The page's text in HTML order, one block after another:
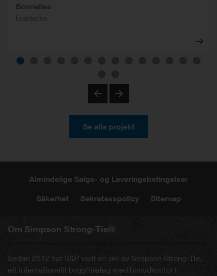
Bonnelles
Frankrike
Se alla projekt
Almindelige Salgs- og Leveringsbetingelser
Säkerhet Sekretesspolicy Sitemap
Om Simpson Strong-Tie®
Sedan 2012 har S&P varit en del av Simpson Strong-Tie,
ett internationellt byggföretag med huvudkontor i